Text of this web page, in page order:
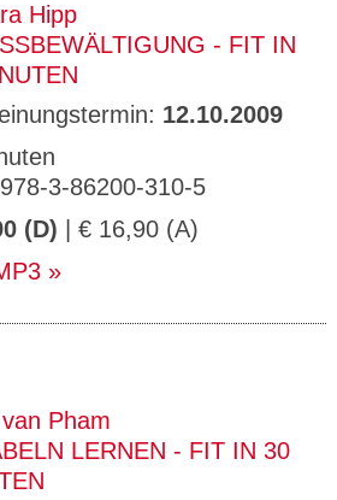
Hipp
- FIT IN
12.10.2009
3-86200-310-5
(D) | € 16,90 (A)
Pham
LERNEN - FIT IN 30